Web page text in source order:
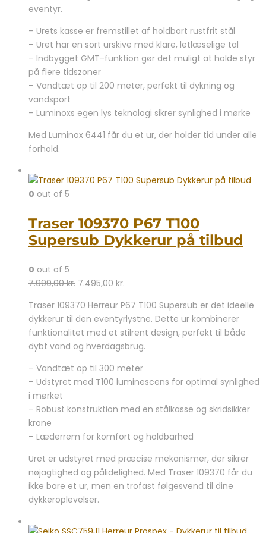
eventyr.
– Urets kasse er fremstillet af holdbart rustfrit stål
– Uret har en sort urskive med klare, letlæselige tal
– Indbygget GMT-funktion gør det muligt at holde styr
på flere tidszoner
– Vandtæt op til 200 meter, perfekt til dykning og
vandsport
– Luminoxs egen lys teknologi sikrer synlighed i mørke
Med Luminox 6441 får du et ur, der holder tid under alle
forhold.
0 out of 5
Traser 109370 P67 T100
Supersub Dykkerur på tilbud
0 out of 5
7.999,00kr. Den
pris
var:
7.999,00 kr..
7.495,00 kr.
pris
er:
7.495,00 kr..
Traser 109370 Herreur P67 T100 Supersub er det ideelle
dykkerur til den eventyrlystne. Dette ur kombinerer
funktionalitet med et stilrent design, perfekt til både
dybt vand og hverdagsbrug.
– Vandtæt op til 300 meter
– Udstyret med T100 luminescens for optimal synlighed
i mørket
– Robust konstruktion med en stålkasse og skridsikker
krone
– Læderrem for komfort og holdbarhed
Uret er udstyret med præcise mekanismer, der sikrer
nøjagtighed og pålidelighed. Med Traser 109370 får du
ikke bare et ur, men en trofast følgesvend til dine
dykkeroplevelser.